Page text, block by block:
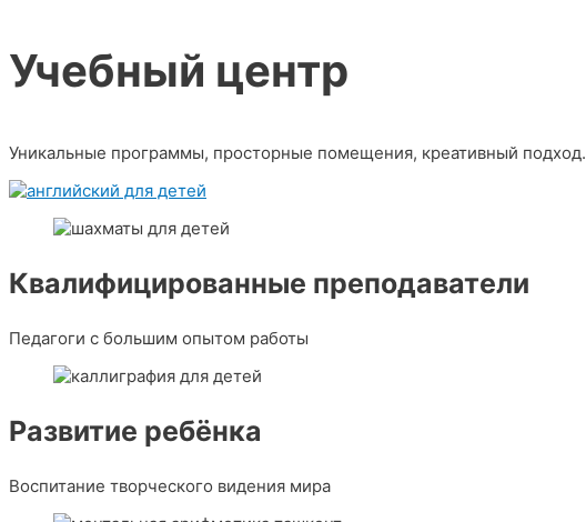
Учебный центр​
Уникальные программы, просторные помещения, креативный подход.
Квалифицированные преподаватели
Педагоги с большим опытом работы
Развитие ребёнка
Воспитание творческого видения мира